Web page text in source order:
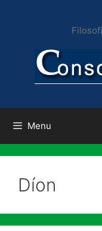
conteúdo
Menu
Díon